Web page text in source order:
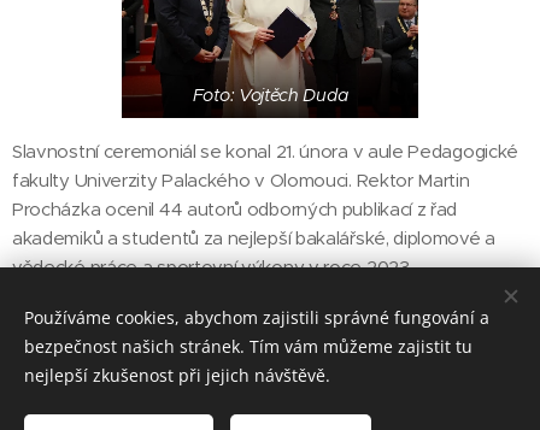
Foto: Vojtěch Duda
Slavnostní ceremoniál se konal 21. února v aule Pedagogické
fakulty Univerzity Palackého v Olomouci. Rektor Martin
Procházka ocenil 44 autorů odborných publikací z řad
akademiků a studentů za nejlepší bakalářské, diplomové a
vědecké práce a sportovní výkony v roce 2023.
Share
Používáme cookies, abychom zajistili správné fungování a
bezpečnost našich stránek. Tím vám můžeme zajistit tu
nejlepší zkušenost při jejich návštěvě.